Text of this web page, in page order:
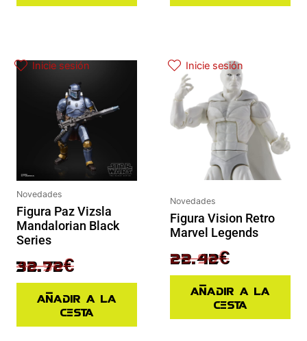
Inicie sesión
Novedades
Figura Paz Vizsla
Mandalorian Black
Series
40.90€
32.72€
Añadir a la
cesta
Inicie sesión
Novedades
Figura Vision Retro
Marvel Legends
29.90€
22.42€
Añadir a la
cesta